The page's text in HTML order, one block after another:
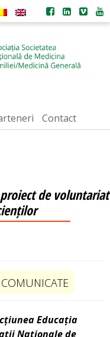
Contact
de voluntariat
COMUNICATE
Educația
Naționale de